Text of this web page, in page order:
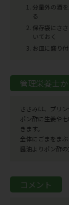
分量外の酒
る
保存袋にさ
いておく
お皿に盛り
管理栄養士
ささみは、プリ
ポン酢に生姜や
きます。
全体にごまをまぶ
醤油よりポン酢
コメント